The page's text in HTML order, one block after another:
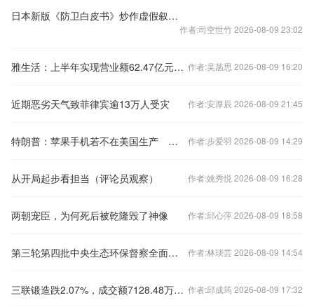
日本新版《防卫白皮书》炒作虚假叙事行“扩军”之实
作者:司空世竹 2026-08-09 23:02
雅生活：上半年实现营业额62.47亿元 同期增长56.1% 作者:吴菡思 2026-08-09 16:20
近期恶劣天气致菲律宾逾13万人受灾 作者:安厚辰 2026-08-09 21:45
特朗普：苹果手机若不在美国生产 应面临25%关税 作者:步爱羽 2026-08-09 14:29
从开局起步看担当（评论员观察） 作者:姚秀悦 2026-08-09 16:28
两朝宠臣，为何死后被乾隆毁了神像 作者:邱心萍 2026-08-09 18:58
第三轮第四批中央生态环保督察全面启动 作者:林琰芸 2026-08-09 14:54
三联锻造跌2.07%，成交额7128.48万元，主力资金净流出257.12万元 作者:邱成筠 2026-08-09 17:32